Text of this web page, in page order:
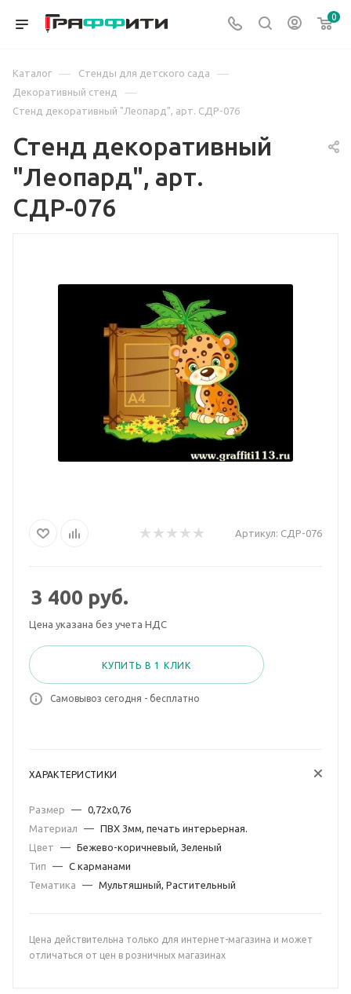
0
Каталог — Стенды для детского сада —
Декоративный стенд —
Стенд декоративный "Леопард", арт. СДР-076
Стенд декоративный
"Леопард", арт.
СДР-076
Артикул: СДР-076
3 400 руб.
Цена указана без учета НДС
КУПИТЬ В 1 КЛИК
Самовывоз сегодня - бесплатно
ХАРАКТЕРИСТИКИ
Размер — 0,72х0,76
Материал
— ПВХ 3мм, печать интерьерная.
Цвет
— Бежево-коричневый, Зеленый
Тип
— С карманами
Тематика
— Мультяшный, Растительный
Цена действительна только для интернет-магазина и может
отличаться от цен в розничных магазинах